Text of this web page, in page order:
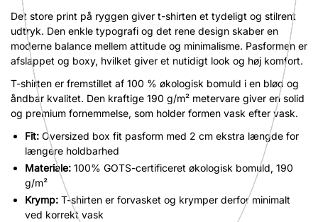
Det store print på ryggen giver t-shirten et tydeligt og stilrent
udtryk. Den enkle typografi og det rene design skaber en
moderne balance mellem attitude og minimalisme. Pasformen er
afslappet og boxy, hvilket giver et nutidigt look og høj komfort.
T-shirten er fremstillet af 100 % økologisk bomuld i en blød og
åndbar kvalitet. Den kraftige 190 g/m² metervare giver en solid
og premium fornemmelse, som holder formen vask efter vask.
Fit: Oversized box fit pasform med 2 cm ekstra længde for
længere holdbarhed
Materiale: 100% GOTS-certificeret økologisk bomuld, 190
g/m²
Krymp: T-shirten er forvasket og krymper derfor minimalt
ved korrekt vask